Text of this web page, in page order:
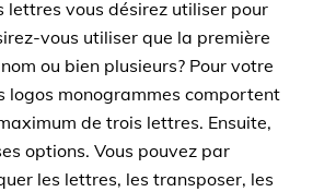
lettres vous désirez utiliser pour
vous utiliser que la première
ou bien plusieurs? Pour votre
logos monogrammes comportent
de trois lettres. Ensuite,
options. Vous pouvez par
les lettres, les transposer, les